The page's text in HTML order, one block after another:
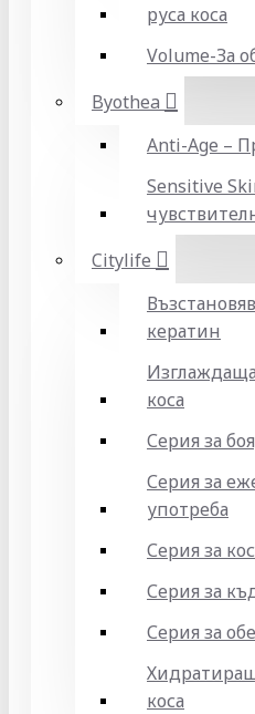
руса коса
Volume-За
Byothea
Anti-Age –
Sensitive
Citylife
кератин
коса
Серия за
Серия за
употреба
Серия за
Серия за
Серия за
коса